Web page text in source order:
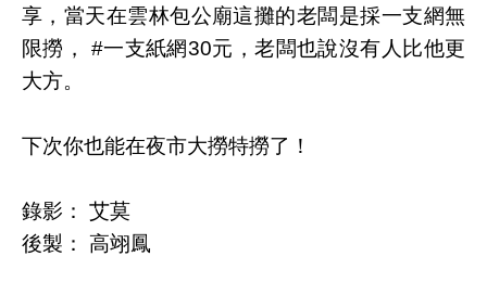
享，當天在雲林包公廟這攤的老闆是採一支網無
限撈， #一支紙網30元，老闆也說沒有人比他更
大方。
下次你也能在夜市大撈特撈了！
錄影： 艾莫
後製： 高翊鳳